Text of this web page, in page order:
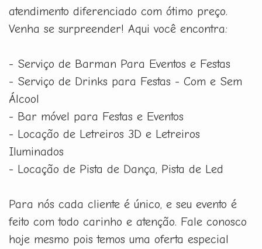
atendimento diferenciado com ótimo preço.
Venha se surpreender! Aqui você encontra:
- Serviço de Barman Para Eventos e Festas
- Serviço de Drinks para Festas - Com e Sem
Álcool
- Bar móvel para Festas e Eventos
- Locação de Letreiros 3D e Letreiros
Iluminados
- Locação de Pista de Dança, Pista de Led
Para nós cada cliente é único, e seu evento é
feito com todo carinho e atenção. Fale conosco
hoje mesmo pois temos uma oferta especial